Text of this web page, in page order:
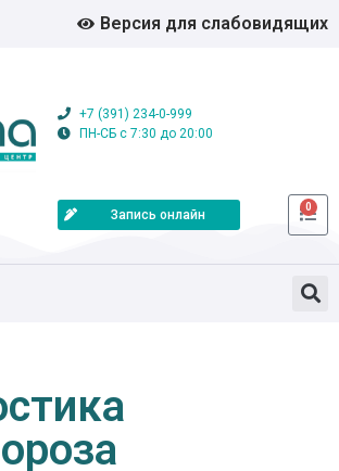
Версия для слабовидящих
+7 (391) 234-0-999
ПН-СБ с 7:30 до 20:00
Запись онлайн
0